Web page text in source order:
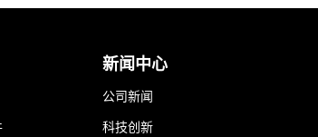
新闻中心
公司新闻
科技创新